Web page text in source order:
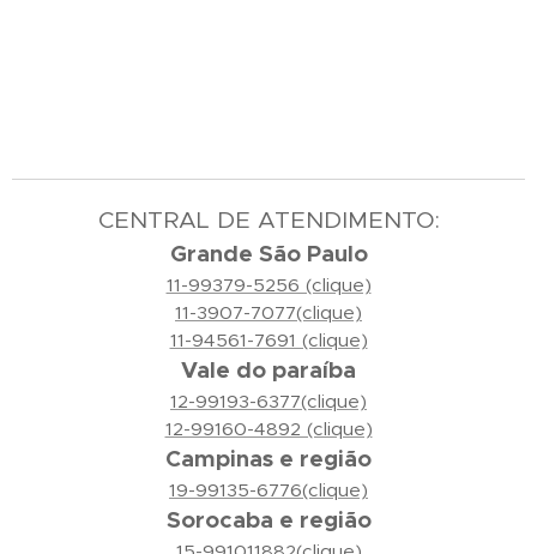
CENTRAL DE ATENDIMENTO:
Grande São Paulo
11-99379-5256 (clique)
11-3907-7077(clique)
11-94561-7691 (clique)
Vale do paraíba
12-99193-6377(clique)
12-99160-4892 (clique)
Campinas e região
19-99135-6776(clique)
Sorocaba e região